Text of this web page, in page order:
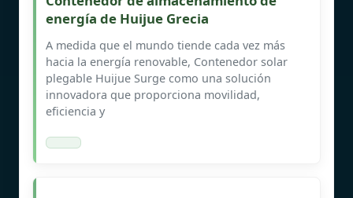
energía de Huijue Grecia
A medida que el mundo tiende cada vez más
hacia la energía renovable, Contenedor solar
plegable Huijue Surge como una solución
innovadora que proporciona movilidad,
eficiencia y